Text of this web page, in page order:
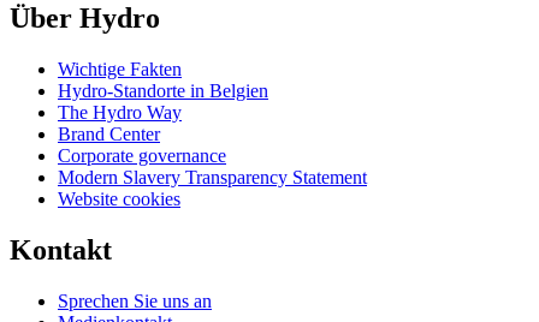
Über Hydro
Wichtige Fakten
Hydro-Standorte in Belgien
The Hydro Way
Brand Center
Corporate governance
Modern Slavery Transparency Statement
Website cookies
Kontakt
Sprechen Sie uns an